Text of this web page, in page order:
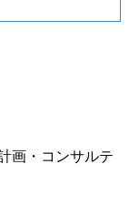
画・コンサルテ